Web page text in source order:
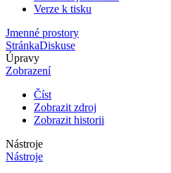
Verze k tisku
Jmenné prostory
StránkaDiskuse
Úpravy
Zobrazení
Číst
Zobrazit zdroj
Zobrazit historii
Nástroje
Nástroje